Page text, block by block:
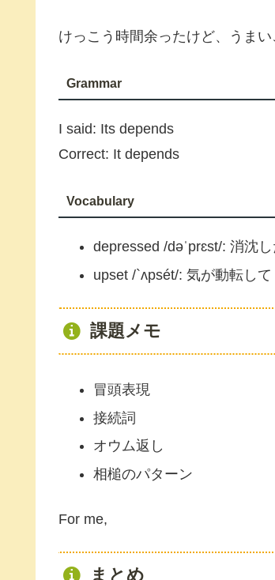
けっこう時間余ったけど、うま
Grammar
I said: Its depends
Correct: It depends
Vocabulary
depressed /dəˈprɛst/: 消沈し
upset /`ʌpsét/: 気が動転して
課題メモ
冒頭表現
接続詞
オウム返し
相槌のパターン
For me,
まとめ